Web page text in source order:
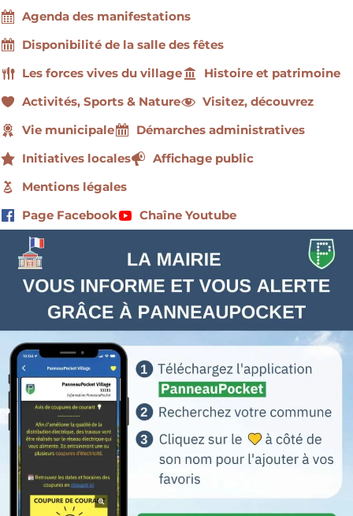
Agenda des manifestations
Disponibilité de la salle des fêtes
Les forces vives du village
Histoire et patrimoine
Activités, Sports & Nature
Visitez, découvrez
Vie municipale
Démarches administratives
Initiatives locales
Affichage public
Mentions légales
Page Facebook
Chaîne Youtube